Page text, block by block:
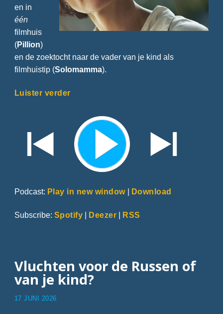
en in
één
filmhuis
(Pillion)
en de zoektocht naar de vader van je kind als
filmhuistip (Solomamma).
Luister verder
Podcast: Play in new window| Download
Subscribe: Spotify | Deezer | RSS
Vluchten voor de Russen of
van je kind?
17 JUNI 2026